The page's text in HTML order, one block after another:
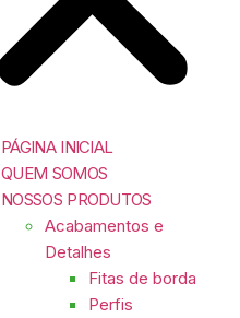
PÁGINA INICIAL
QUEM SOMOS
NOSSOS PRODUTOS
Acabamentos e
Detalhes
Fitas de borda
Perfis